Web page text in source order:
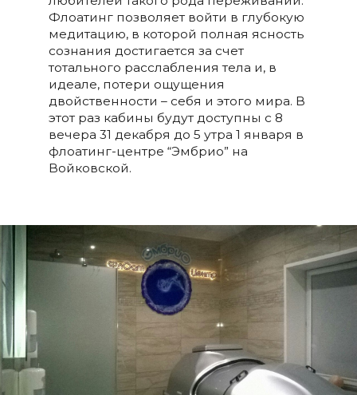
Флоатинг позволяет войти в глубокую
медитацию, в которой полная ясность
сознания достигается за счет
тотального расслабления тела и, в
идеале, потери ощущения
двойственности – себя и этого мира. В
этот раз кабины будут доступны с 8
вечера 31 декабря до 5 утра 1 января в
флоатинг-центре “Эмбрио” на
Войковской.